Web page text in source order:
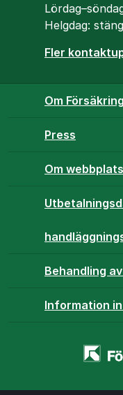
Helgdag:
Fler
Om
Press
Om
Behandling
Information